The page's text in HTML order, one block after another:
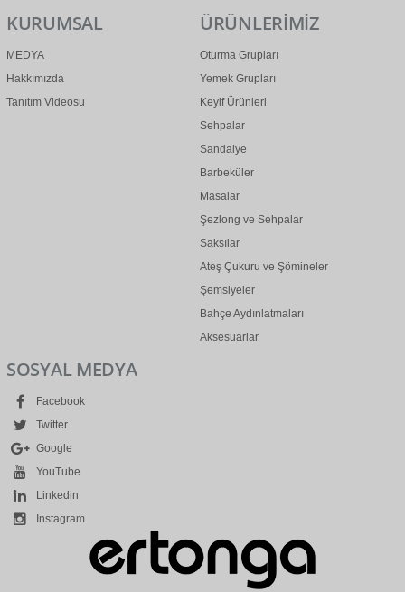
KURUMSAL
MEDYA
Hakkımızda
Tanıtım Videosu
ÜRÜNLERİMİZ
Oturma Grupları
Yemek Grupları
Keyif Ürünleri
Sehpalar
Sandalye
Barbeküler
Masalar
Şezlong ve Sehpalar
Saksılar
Ateş Çukuru ve Şömineler
Şemsiyeler
Bahçe Aydınlatmaları
Aksesuarlar
SOSYAL MEDYA
Facebook
Twitter
Google
YouTube
Linkedin
Instagram